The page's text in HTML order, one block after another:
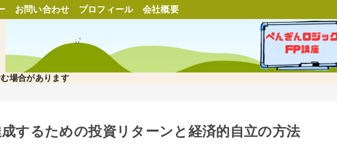
お問い合わせ プロフィール 会社概要
場合があります
するための投資リターンと経済的自立の方法